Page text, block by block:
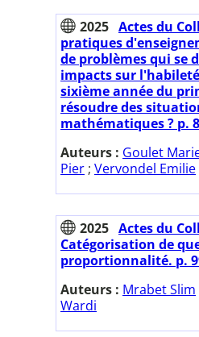
2025 Actes du
pratiques
de problèmes qui se
impacts sur
sixième année du
résoudre des
mathématiques ? p.
Auteurs : Goulet
Pier ; Vervondel Emilie
2025 Actes du
Catégorisation de
proportionnalité. p.
Auteurs : Mrabet Slim
Wardi